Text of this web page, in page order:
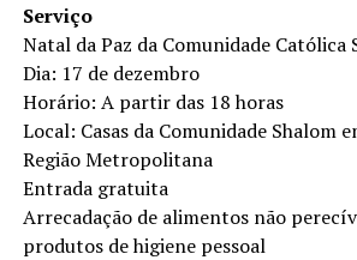
Serviço
Natal da Paz da Comunidade Católica
Dia: 17 de dezembro
Horário: A partir das 18 horas
Local: Casas da Comunidade Shalom
Região Metropolitana
Entrada gratuita
Arrecadação de alimentos não
produtos de higiene pessoal